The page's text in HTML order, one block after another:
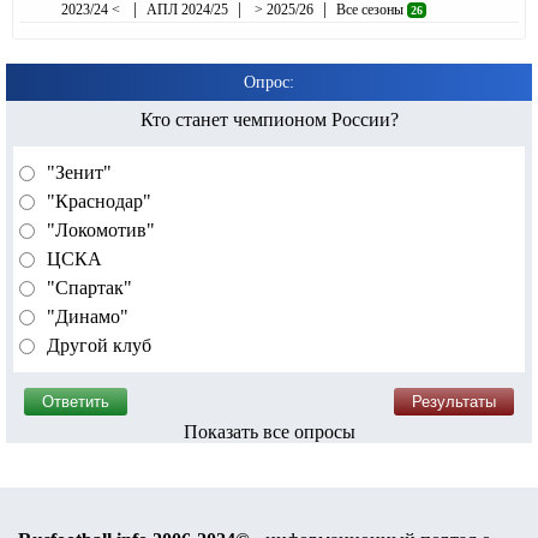
2023/24 < | АПЛ 2024/25 | > 2025/26 | Все сезоны 26
Опрос:
Кто станет чемпионом России?
"Зенит"
"Краснодар"
"Локомотив"
ЦСКА
"Спартак"
"Динамо"
Другой клуб
Показать все опросы